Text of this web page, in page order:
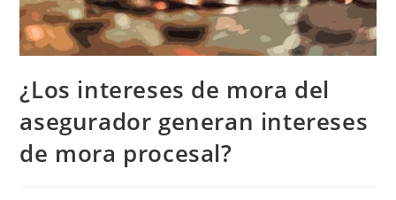
¿Los intereses de mora del
asegurador generan intereses
de mora procesal?